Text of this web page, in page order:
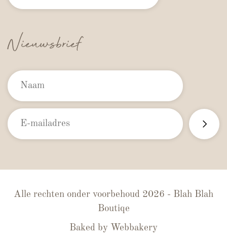
Nieuwsbrief
Alle rechten onder voorbehoud 2026 - Blah Blah
Boutiqe
Baked by Webbakery